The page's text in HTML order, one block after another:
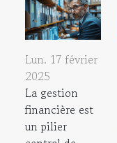
Lun. 17 février
2025
La gestion
financière est
un pilier